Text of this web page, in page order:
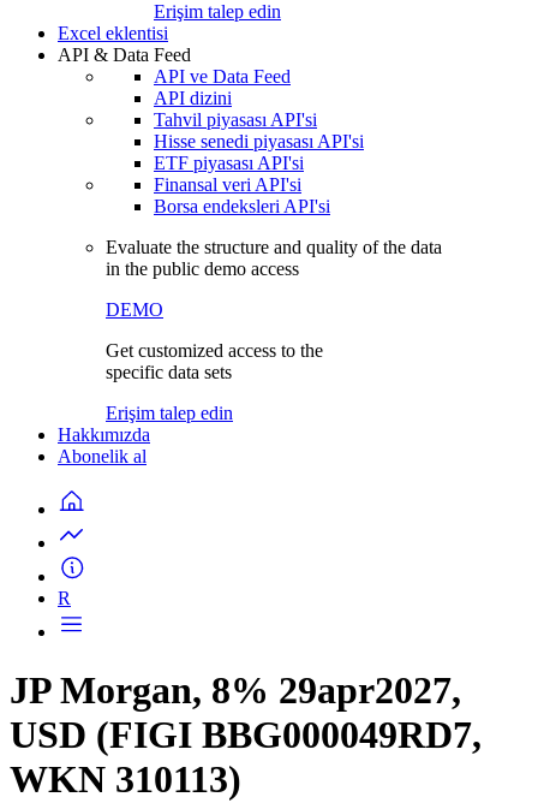
Erişim talep edin
Excel eklentisi
API & Data Feed
API ve Data Feed
API dizini
Tahvil piyasası API'si
Hisse senedi piyasası API'si
ETF piyasası API'si
Finansal veri API'si
Borsa endeksleri API'si
Evaluate the structure and quality of the data
in the public demo access
DEMO
Get customized access to the
specific data sets
Erişim talep edin
Hakkımızda
Abonelik al
R
JP Morgan, 8% 29apr2027,
USD (FIGI BBG000049RD7,
WKN 310113)